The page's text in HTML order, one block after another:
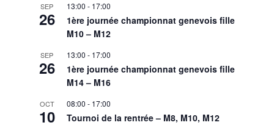
SEP
26
13:00 - 17:00
1ère journée championnat genevois fille
M10 – M12
SEP
26
13:00 - 17:00
1ère journée championnat genevois fille
M14 – M16
OCT
10
08:00 - 17:00
Tournoi de la rentrée – M8, M10, M12